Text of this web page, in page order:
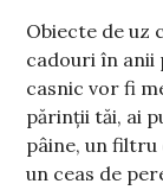
Obiecte de uz
cadouri în anii
casnic vor fi
părinții tăi, ai
pâine, un filtru
un ceas de